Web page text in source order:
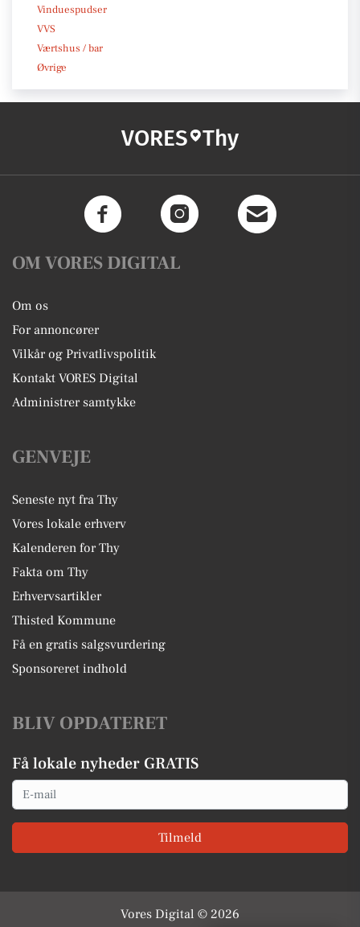
Vinduespudser
VVS
Værtshus / bar
Øvrige
VORES Thy
OM VORES DIGITAL
Om os
For annoncører
Vilkår og Privatlivspolitik
Kontakt VORES Digital
Administrer samtykke
GENVEJE
Seneste nyt fra Thy
Vores lokale erhverv
Kalenderen for Thy
Fakta om Thy
Erhvervsartikler
Thisted Kommune
Få en gratis salgsvurdering
Sponsoreret indhold
BLIV OPDATERET
Få lokale nyheder GRATIS
Email
Tilmeld
Vores Digital © 2026